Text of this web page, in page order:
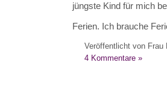
jüngste Kind für mich
Ferien. Ich brauche
Veröffentlicht von Frau
4 Kommentare »